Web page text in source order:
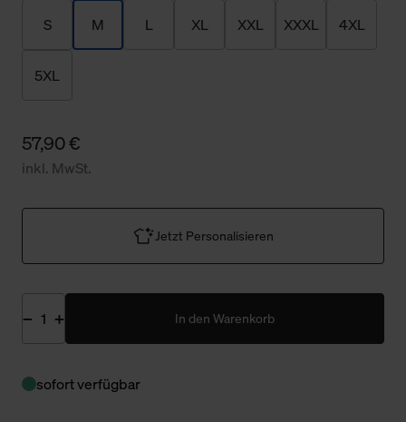
S M L XL XXL XXXL 4XL
5XL
57,90 €
inkl. MwSt.
Jetzt Personalisieren
In den Warenkorb
sofort verfügbar